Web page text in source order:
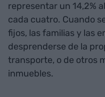
representar un 14,2%
cada cuatro. Cuando
fijos, las familias y las
desprenderse de la
transporte, o de otros
inmuebles.